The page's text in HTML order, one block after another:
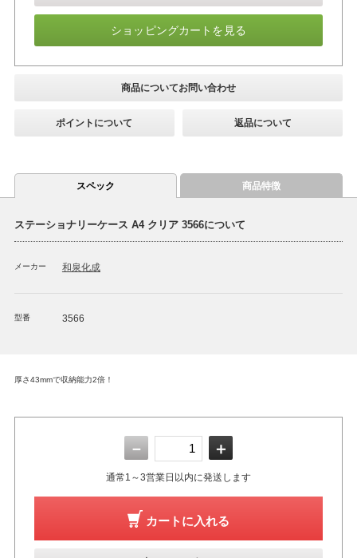
ショッピングカートを見る
商品についてお問い合わせ
ポイントについて 返品について
スペック 商品特徴
ステーショナリーケース A4 クリア 3566について
メーカー 和泉化成
型番 3566
厚さ43mmで収納能力2倍！
－ ＋
通常1～3営業日以内に発送します
カートに入れる